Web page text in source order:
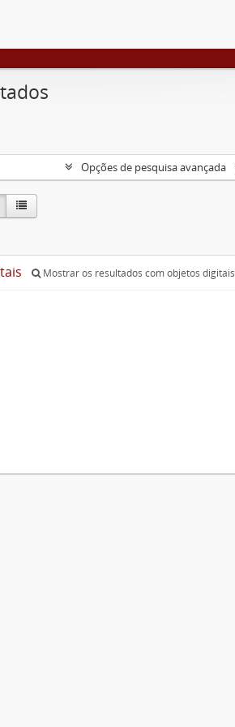
Opções de pesquisa avançada
Mostrar os resultados com objetos digitais